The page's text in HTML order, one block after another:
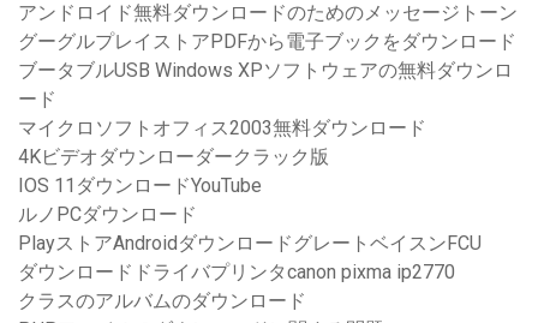
アンドロイド無料ダウンロードのためのメッセージトーン
グーグルプレイストアPDFから電子ブックをダウンロード
ブータブルUSB Windows XPソフトウェアの無料ダウンロ
ード
マイクロソフトオフィス2003無料ダウンロード
4Kビデオダウンローダークラック版
IOS 11ダウンロードYouTube
ルノPCダウンロード
PlayストアAndroidダウンロードグレートベイスンFCU
ダウンロードドライバプリンタcanon pixma ip2770
クラスのアルバムのダウンロード